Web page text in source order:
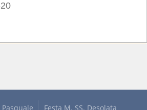
Festa M. SS. Desolata